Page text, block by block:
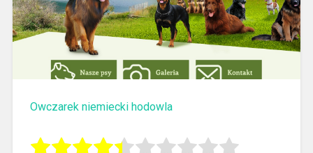
Owczarek niemiecki hodowla